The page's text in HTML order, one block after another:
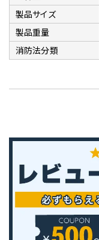
製品サイズ
製品重量
消防法分類